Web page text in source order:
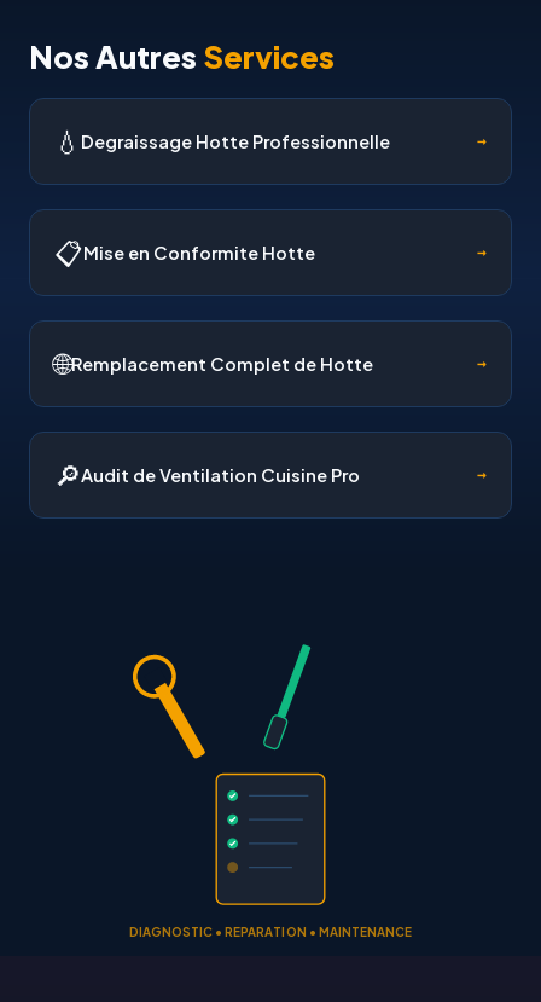
Nos Autres Services
💧 Degraissage Hotte Professionnelle →
📋Mise en Conformite Hotte →
🌐Remplacement Complet de Hotte →
🔎Audit de Ventilation Cuisine Pro →
DIAGNOSTIC • REPARATION • MAINTENANCE